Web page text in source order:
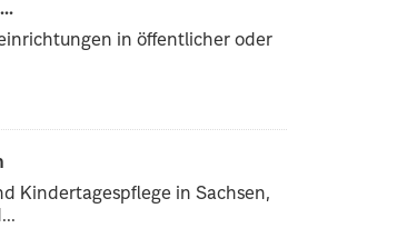
in öffentlicher oder
Kindertagespflege in Sachsen,